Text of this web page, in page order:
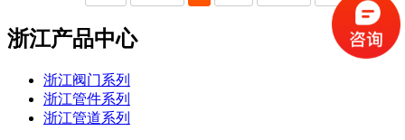
浙江产品中心
浙江阀门系列
浙江管件系列
浙江管道系列